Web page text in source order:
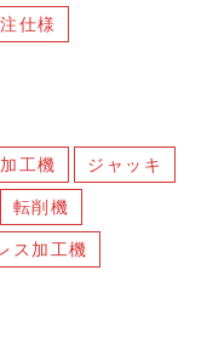
仕様
工機 ジャッキ
転削機
ス加工機